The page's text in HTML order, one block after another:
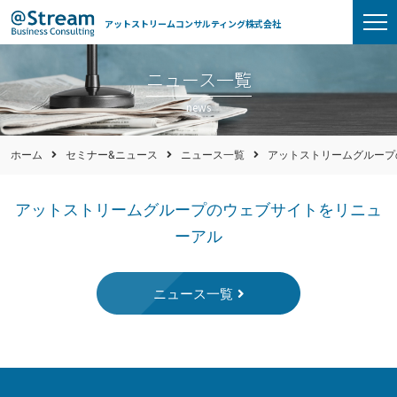
アットストリームコンサルティング株式会社
ニュース一覧
news
ホーム セミナー&ニュース ニュース一覧 アットストリームグルー
アットストリームグループのウェブサイトをリニュ
ーアル
ニュース一覧